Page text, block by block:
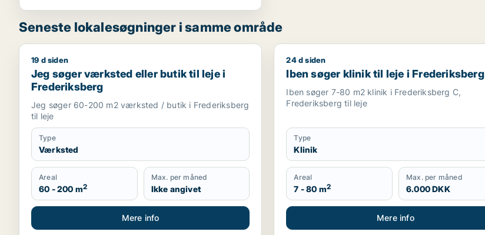
Seneste lokalesøgninger i samme område
Jeg søger værksted eller butik til leje i Frederiksberg
19 d siden
Jeg søger værksted eller butik til leje i
Frederiksberg
Jeg søger 60-200 m2 værksted / butik i Frederiksberg
til leje
Type
Værksted
Areal
60 - 200 m2
Max. per måned
Ikke angivet
Mere info
Iben søger klinik til leje i Frederiksberg
24 d siden
Iben søger klinik til leje i Frederiksberg
Iben søger 7-80 m2 klinik i Frederiksberg C,
Frederiksberg til leje
Type
Klinik
Areal
7 - 80 m2
Max. per måned
6.000 DKK
Mere info